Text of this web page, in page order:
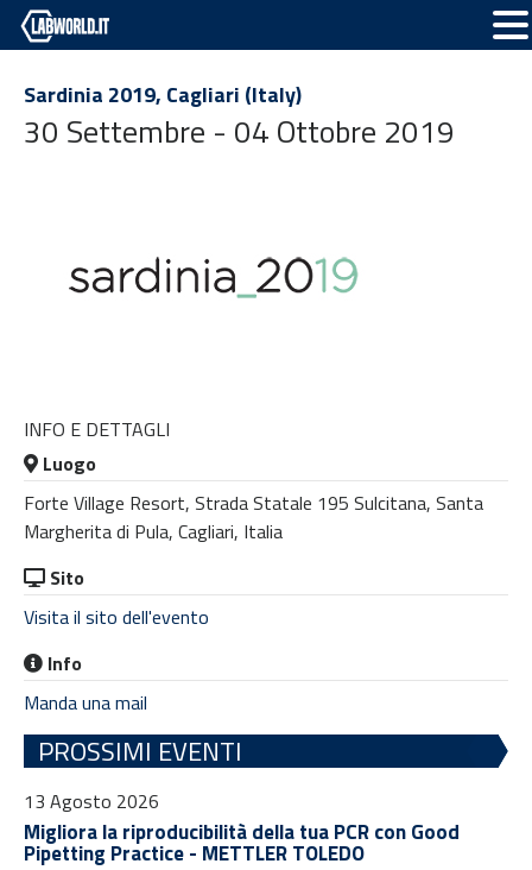
Sardinia 2019, Cagliari (Italy)
30 Settembre - 04 Ottobre 2019
INFO E DETTAGLI
Luogo
Forte Village Resort, Strada Statale 195 Sulcitana, Santa
Margherita di Pula, Cagliari, Italia
Sito
Visita il sito dell'evento
Info
Manda una mail
PROSSIMI EVENTI
13 Agosto 2026
Migliora la riproducibilità della tua PCR con Good
Pipetting Practice - METTLER TOLEDO